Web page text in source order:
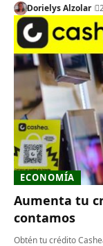
Dorielys Alzolar
ECONOMÍA
Aumenta tu
contamos
Obtén tu crédito